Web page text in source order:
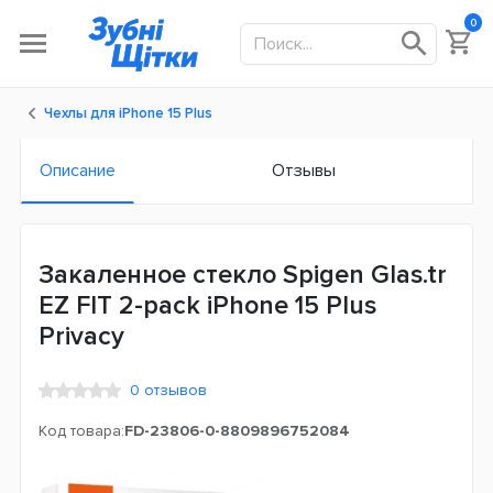
0
Чехлы для iPhone 15 Plus
Описание Отзывы
Закаленное стекло Spigen Glas.tr
EZ FIT 2-pack iPhone 15 Plus
Privacy
0 отзывов
Код товара:FD-23806-0-8809896752084